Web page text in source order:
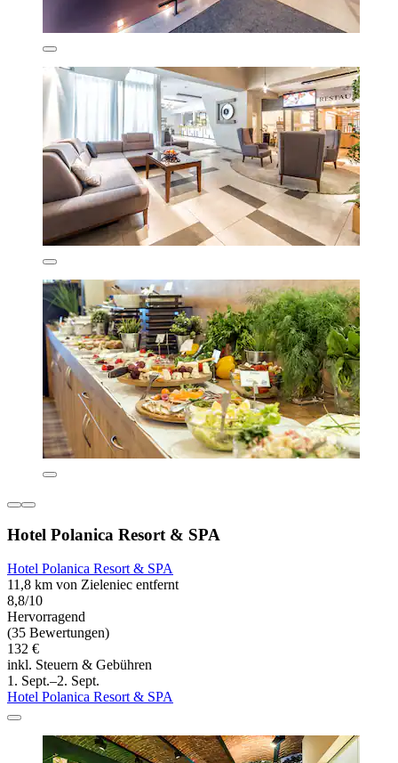
Hotel Polanica Resort & SPA
Hotel Polanica Resort & SPA
11,8 km von Zieleniec entfernt
8,8/10
Hervorragend
(35 Bewertungen)
132 €
inkl. Steuern & Gebühren
1. Sept.–2. Sept.
Hotel Polanica Resort & SPA